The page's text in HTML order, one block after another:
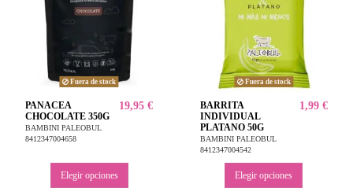
Fuera de stock
PANACEA
CHOCOLATE 350G
BAMBINI PALEOBUL
8412347004658
19,95 €
Elegir opciones
Fuera de stock
BARRITA
INDIVIDUAL
PLATANO 50G
BAMBINI PALEOBUL
8412347004542
1,99 €
Elegir opciones